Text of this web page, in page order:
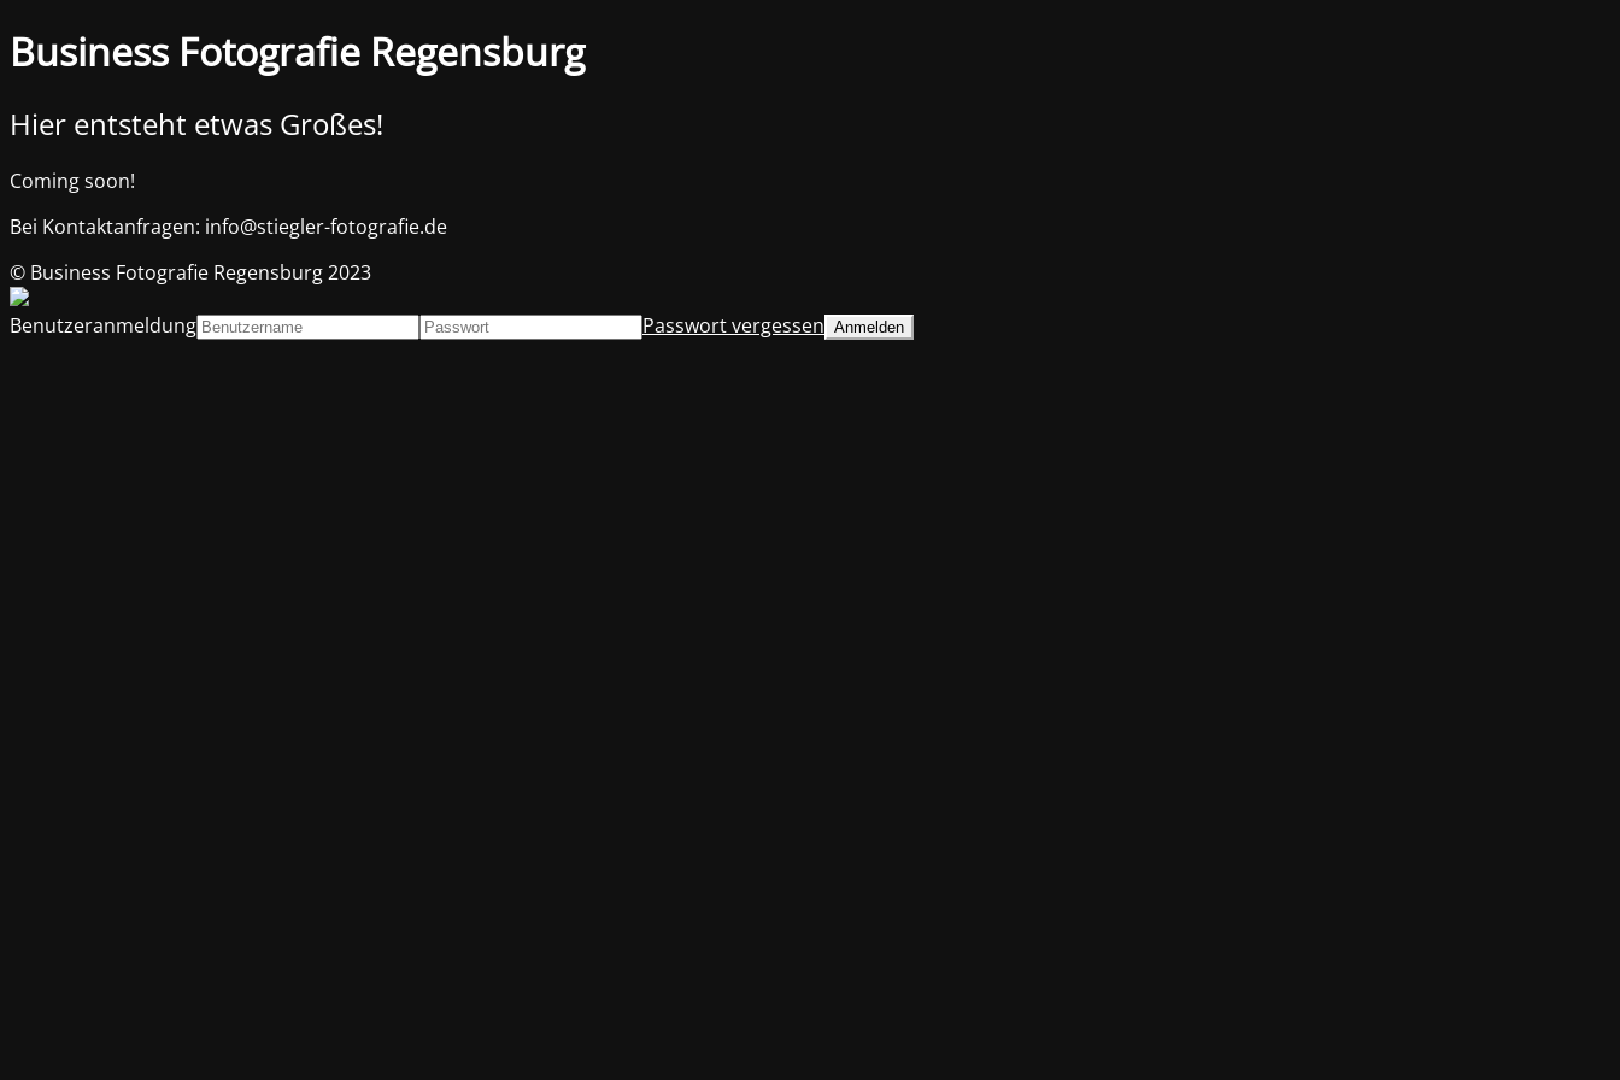
Business Fotografie Regensburg
Hier entsteht etwas Großes!
Coming soon!
Bei Kontaktanfragen: info@stiegler-fotografie.de
© Business Fotografie Regensburg 2023
Benutzeranmeldung
Passwort vergessen